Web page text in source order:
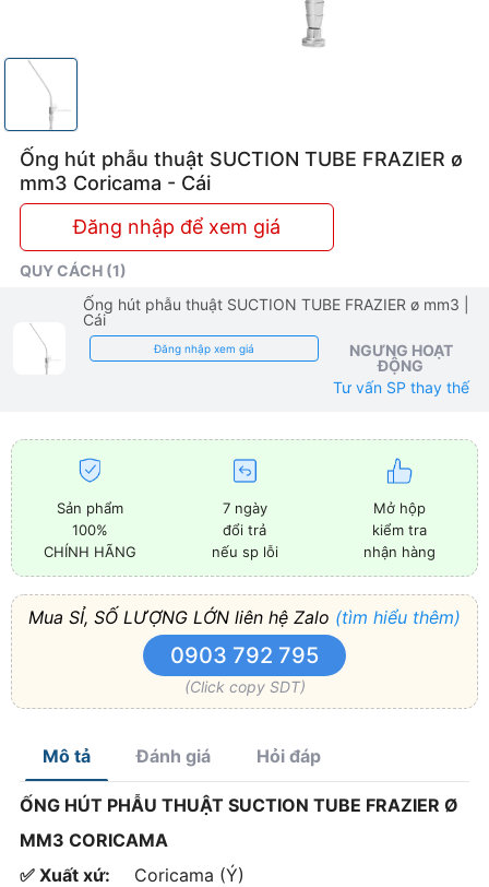
Ống hút phẫu thuật SUCTION TUBE FRAZIER ø
mm3 Coricama - Cái
Đăng nhập để xem giá
QUY CÁCH (1)
Ống hút phẫu thuật SUCTION TUBE FRAZIER ø mm3
Cái
Đăng nhập xem giá
NGƯNG HOẠT
ĐỘNG
Tư vấn SP thay thế
Sản phẩm
100%
CHÍNH HÃNG
7 ngày
đổi trả
nếu sp lỗi
Mở hộp
kiểm tra
nhận hàng
Mua SỈ, SỐ LƯỢNG LỚN liên hệ Zalo (tìm hiểu thêm)
0903 792 795
(Click copy SDT)
Mô tả Đánh giá Hỏi đáp
ỐNG HÚT PHẪU THUẬT SUCTION TUBE FRAZIER Ø
MM3 CORICAMA
✅ Xuất xứ:
Coricama (Ý)